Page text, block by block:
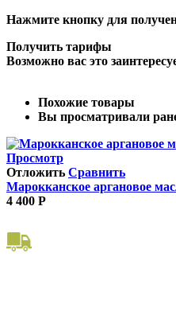
Нажмите кнопку для
Получить тарифы
Возможно вас это
Похожие товары
Вы просматривали
Просмотр
Отложить Сравнить
Марокканское аргановое
4 400 Р